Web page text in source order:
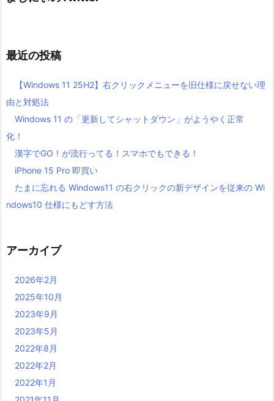
最近の投稿
【Windows 11 25H2】右クリックメニューを旧仕様に戻せない理
由と対処法
Windows 11 の「更新してシャットダウン」がようやく正常
化！
漢字でGO！が流行ってる！スマホでもできる！
iPhone 15 Pro 即買い
たまに忘れる Windows11 の右クリックの新デザインを従来の Wi
ndows10 仕様にもどす方法
アーカイブ
2026年2月
2025年10月
2023年9月
2023年5月
2022年8月
2022年2月
2022年1月